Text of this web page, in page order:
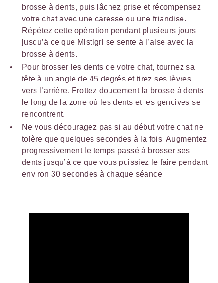
brosse à dents, puis lâchez prise et récompensez
votre chat avec une caresse ou une friandise.
Répétez cette opération pendant plusieurs jours
jusqu’à ce que Mistigri se sente à l’aise avec la
brosse à dents.
Pour brosser les dents de votre chat, tournez sa
tête à un angle de 45 degrés et tirez ses lèvres
vers l’arrière. Frottez doucement la brosse à dents
le long de la zone où les dents et les gencives se
rencontrent.
Ne vous découragez pas si au début votre chat ne
tolère que quelques secondes à la fois. Augmentez
progressivement le temps passé à brosser ses
dents jusqu’à ce que vous puissiez le faire pendant
environ 30 secondes à chaque séance.